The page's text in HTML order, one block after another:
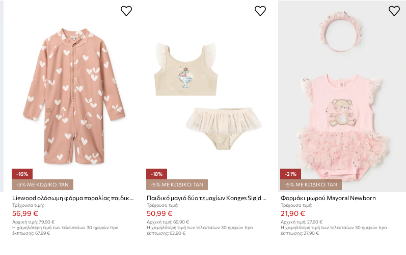
-16%
-5% ΜΕ ΚΩΔΙΚΟ: TAN
Liewood ολόσωμη φόρμα παραλίας παιδική Max Printed LS Swim Jumpsuit
Τρέχουσα τιμή:
56,99 €
Αρχική τιμή: 79,90 €
Η χαμηλότερη τιμή των τελευταίων 30 ημερών προ
έκπτωσης: 67,99 €
-18%
-5% ΜΕ ΚΩΔΙΚΟ: TAN
Παιδικό μαγιό δύο τεμαχίων Konges Sløjd AMANDINE BIKINI
Τρέχουσα τιμή:
50,99 €
Αρχική τιμή: 69,90 €
Η χαμηλότερη τιμή των τελευταίων 30 ημερών προ
έκπτωσης: 62,90 €
-21%
-5% ΜΕ ΚΩΔΙΚΟ: TAN
Φορμάκι μωρού Mayoral Newborn
Τρέχουσα τιμή:
21,90 €
Αρχική τιμή: 27,90 €
Η χαμηλότερη τιμή των τελευταίων 30 ημερών προ
έκπτωσης: 27,90 €